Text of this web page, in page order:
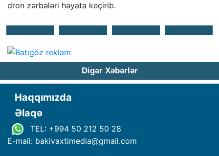
dron zərbələri həyata keçirib.
Digər Xəbərlər
Haqqımızda
Əlaqə
TEL: +994 50 212 50 28
E-mail: bakivaxtimedia@gmail.com